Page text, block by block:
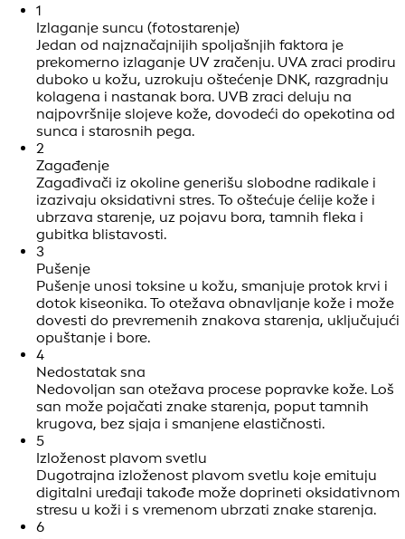
1
Izlaganje suncu (fotostarenje)
Jedan od najznačajnijih spoljašnjih faktora je
prekomerno izlaganje UV zračenju. UVA zraci prodiru
duboko u kožu, uzrokuju oštećenje DNK, razgradnju
kolagena i nastanak bora. UVB zraci deluju na
najpovršnije slojeve kože, dovodeći do opekotina od
sunca i starosnih pega.
2
Zagađenje
Zagađivači iz okoline generišu slobodne radikale i
izazivaju oksidativni stres. To oštećuje ćelije kože i
ubrzava starenje, uz pojavu bora, tamnih fleka i
gubitka blistavosti.
3
Pušenje
Pušenje unosi toksine u kožu, smanjuje protok krvi i
dotok kiseonika. To otežava obnavljanje kože i može
dovesti do prevremenih znakova starenja, uključujući
opuštanje i bore.
4
Nedostatak sna
Nedovoljan san otežava procese popravke kože. Loš
san može pojačati znake starenja, poput tamnih
krugova, bez sjaja i smanjene elastičnosti.
5
Izloženost plavom svetlu
Dugotrajna izloženost plavom svetlu koje emituju
digitalni uređaji takođe može doprineti oksidativnom
stresu u koži i s vremenom ubrzati znake starenja.
6